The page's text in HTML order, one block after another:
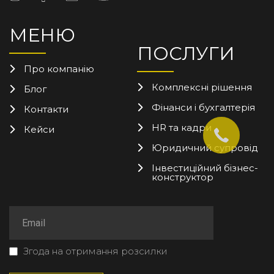
МЕНЮ
Про компанію
Блог
Контакти
Кейси
ПОСЛУГИ
Комплексні рішення
Фінанси і бухгалтерія
HR та кадри
Юридичний супровід
Інвестиційний бізнес-
конструктор
Згода на отримання розсилки